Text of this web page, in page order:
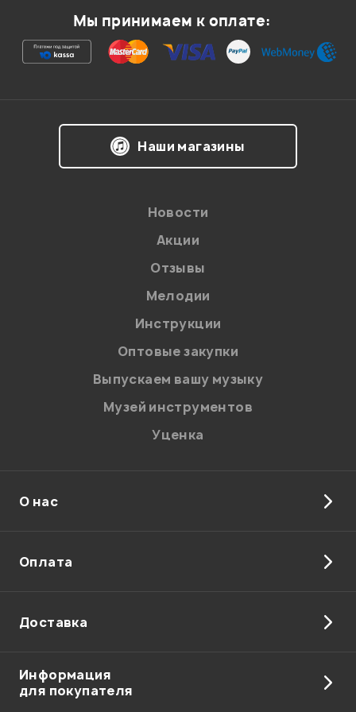
Ваша оценка:
на обработку персональных данных в
Политикой в отношении обработки
персональных данных.
Введите проверочное число:
Отправить
Мы принимаем к оплате:
Наши магазины
Новости
Акции
Отзывы
Мелодии
Инструкции
Оптовые закупки
Выпускаем вашу музыку
Музей инструментов
Уценка
О нас
Оплата
Доставка
Информация
для покупателя